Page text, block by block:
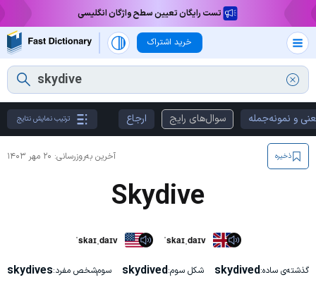
تست رایگان تعیین سطح واژگان انگلیسی
خرید اشتراک
و نمونه‌جمله سوال‌های رایج ارجاع ترتیب نمایش نتایج
آخرین به‌روزرسانی: ۲۰ مهر ۱۴۰۳ ذخیره
Skydive
ˈskaɪˌdaɪv ˈskaɪˌdaɪv
گذشته‌ی ساده:skydived شکل سوم:skydived سوم‌شخص مفرد:skydives